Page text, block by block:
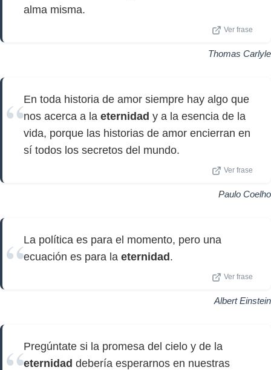
alma misma.
Ver frase
Thomas Carlyle
En toda historia de amor siempre hay algo que
nos acerca a la eternidad y a la esencia de la
vida, porque las historias de amor encierran en
sí todos los secretos del mundo.
Ver frase
Paulo Coelho
La política es para el momento, pero una
ecuación es para la eternidad .
Ver frase
Albert Einstein
Pregúntate si la promesa del cielo y de la
eternidad debería esperarnos en nuestras